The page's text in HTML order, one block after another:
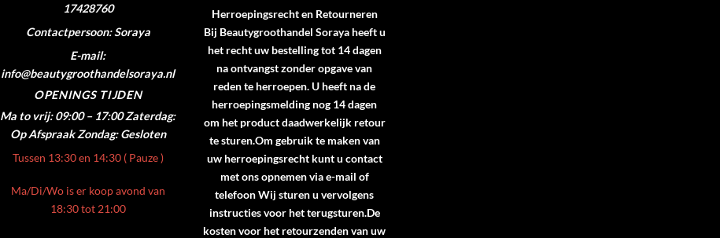
17428760
Contactpersoon: Soraya
E-mail:
info@beautygroothandelsoraya.nl
OPENINGS TIJDEN
Ma to vrij: 09:00 – 17:00 Zaterdag:
Op Afspraak Zondag: Gesloten
Tussen 13:30 en 14:30 ( Pauze )
Ma/Di/Wo is er koop avond van
18:30 tot 21:00
Herroepingsrecht en Retourneren
Bij Beautygroothandel Soraya heeft u
het recht uw bestelling tot 14 dagen
na ontvangst zonder opgave van
reden te herroepen. U heeft na de
herroepingsmelding nog 14 dagen
om het product daadwerkelijk retour
te sturen.Om gebruik te maken van
uw herroepingsrecht kunt u contact
met ons opnemen via e-mail of
telefoon Wij sturen u vervolgens
instructies voor het terugsturen.De
kosten voor het retourzenden van uw